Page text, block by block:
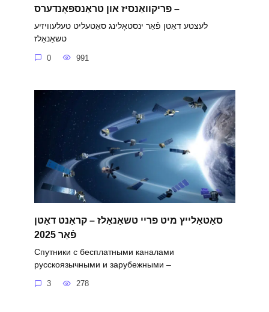
– פריקוואַנסיז און טראַנספּאָנדערס
לעצטע דאַטן פֿאַר ינסטאָלינג סאַטעליט טעלעוויזיע
טשאַנאַלז
0 991
סאַטאַלייץ מיט פריי טשאַנאַלז – קראַנט דאַטן
פֿאַר 2025
Спутники с бесплатными каналами
русскоязычными и зарубежными –
3 278